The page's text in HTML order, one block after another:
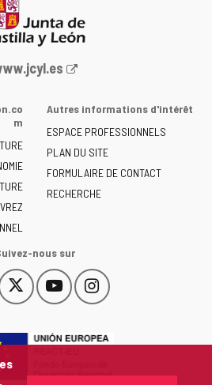
m
Autres informations d'intérêt
ESPACE PROFESSIONNELS
PLAN DU SITE
FORMULAIRE DE CONTACT
RECHERCHE
nous sur
Este
enlace
abrirá
YouTube
Este
enlace
abrirá
Instagram
Este
enlace
abrirá